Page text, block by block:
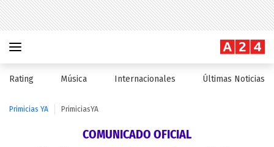
Rating Música Internacionales Últimas Noticias
Primicias YA PrimiciasYA
COMUNICADO OFICIAL